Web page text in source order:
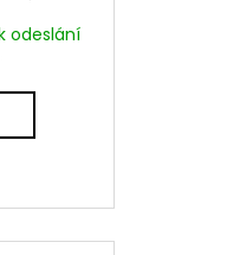
odeslání